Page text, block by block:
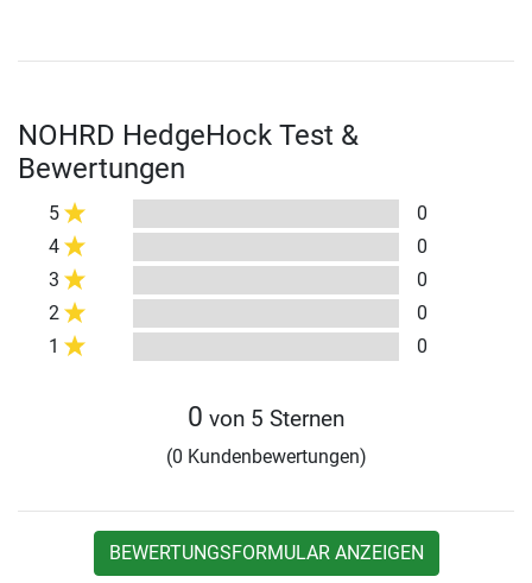
NOHRD HedgeHock Test &
Bewertungen
5
0
4
0
3
0
2
0
1
0
0 von 5 Sternen
(0 Kundenbewertungen)
BEWERTUNGSFORMULAR ANZEIGEN